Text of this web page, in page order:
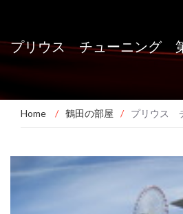
プリウス チューニング
Home / 鶴田の部屋 / プリウス